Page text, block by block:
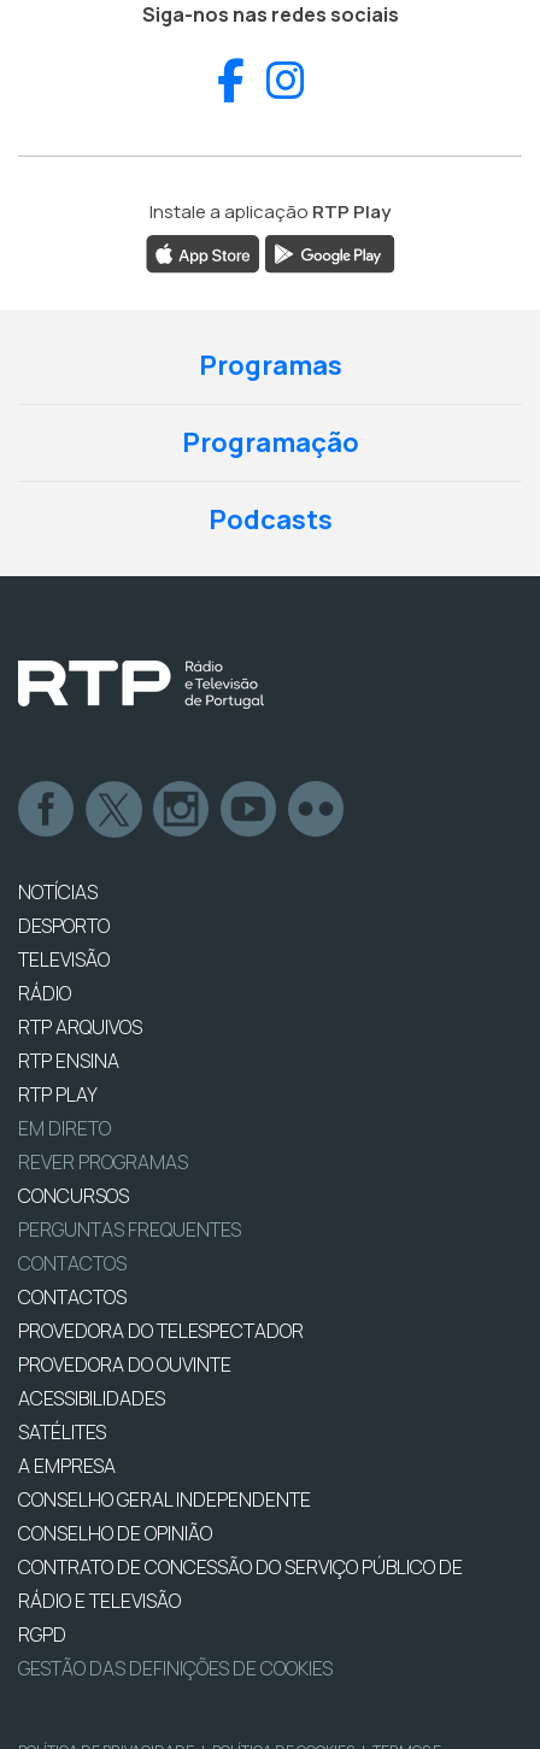
Siga-nos nas redes sociais
Facebook
Instale a aplicação RTP Play
Programas
Programação
Podcasts
NOTÍCIAS
DESPORTO
TELEVISÃO
RÁDIO
RTP ARQUIVOS
RTP ENSINA
RTP PLAY
EM DIRETO
REVER PROGRAMAS
CONCURSOS
PERGUNTAS FREQUENTES
CONTACTOS
CONTACTOS
PROVEDORA DO TELESPECTADOR
PROVEDORA DO OUVINTE
ACESSIBILIDADES
SATÉLITES
A EMPRESA
CONSELHO GERAL INDEPENDENTE
CONSELHO DE OPINIÃO
CONTRATO DE CONCESSÃO DO SERVIÇO PÚBLICO DE
RÁDIO E TELEVISÃO
RGPD
GESTÃO DAS DEFINIÇÕES DE COOKIES